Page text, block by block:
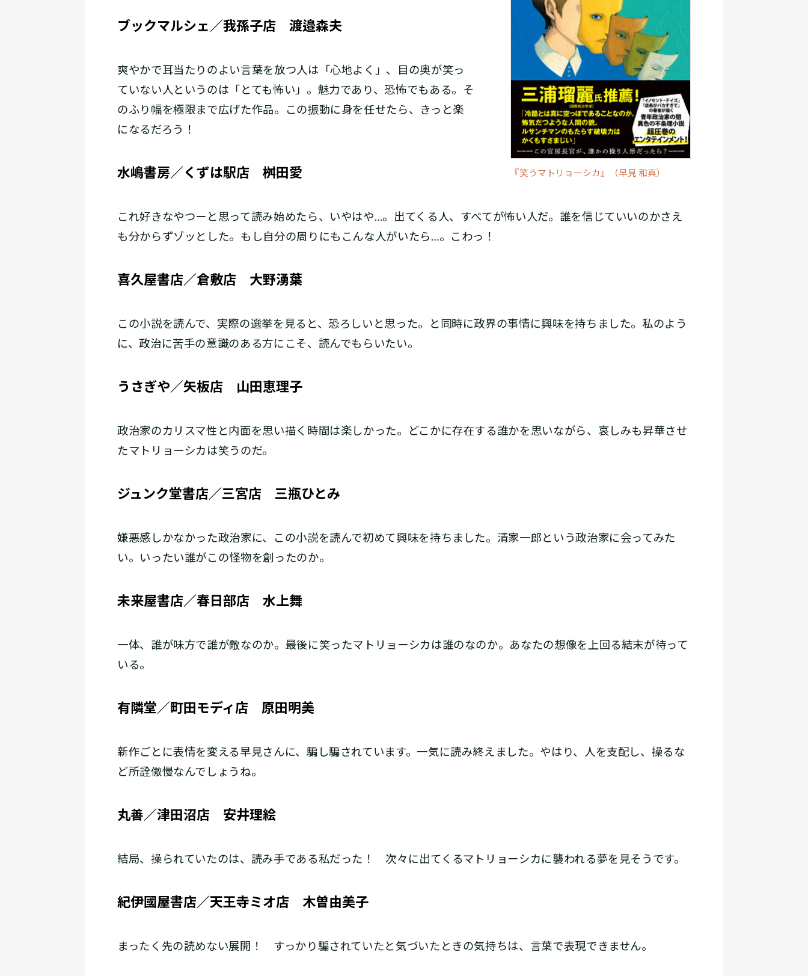
『笑うマトリョーシカ』（早見 和真）
ブックマルシェ／我孫子店 渡邉森夫
爽やかで耳当たりのよい言葉を放つ人は「心地よく」、目の奥が笑っ
ていない人というのは「とても怖い」。魅力であり、恐怖でもある。そ
のふり幅を極限まで広げた作品。この振動に身を任せたら、きっと楽
になるだろう！
水嶋書房／くずは駅店 桝田愛
これ好きなやつーと思って読み始めたら、いやはや…。出てくる人、すべてが怖い人だ。誰を信じていいのかさえ
も分からずゾッとした。もし自分の周りにもこんな人がいたら…。こわっ！
喜久屋書店／倉敷店 大野湧葉
この小説を読んで、実際の選挙を見ると、恐ろしいと思った。と同時に政界の事情に興味を持ちました。私のよう
に、政治に苦手の意識のある方にこそ、読んでもらいたい。
うさぎや／矢板店 山田恵理子
政治家のカリスマ性と内面を思い描く時間は楽しかった。どこかに存在する誰かを思いながら、哀しみも昇華させ
たマトリョーシカは笑うのだ。
ジュンク堂書店／三宮店 三瓶ひとみ
嫌悪感しかなかった政治家に、この小説を読んで初めて興味を持ちました。清家一郎という政治家に会ってみた
い。いったい誰がこの怪物を創ったのか。
未来屋書店／春日部店 水上舞
一体、誰が味方で誰が敵なのか。最後に笑ったマトリョーシカは誰のなのか。あなたの想像を上回る結末が待って
いる。
有隣堂／町田モディ店 原田明美
新作ごとに表情を変える早見さんに、騙し騙されています。一気に読み終えました。やはり、人を支配し、操るな
ど所詮傲慢なんでしょうね。
丸善／津田沼店 安井理絵
結局、操られていたのは、読み手である私だった！ 次々に出てくるマトリョーシカに襲われる夢を見そうです。
紀伊國屋書店／天王寺ミオ店 木曽由美子
まったく先の読めない展開！ すっかり騙されていたと気づいたときの気持ちは、言葉で表現できません。